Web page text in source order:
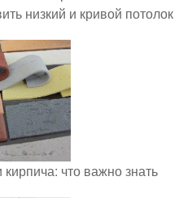
низкий и кривой потолок
что важно знать